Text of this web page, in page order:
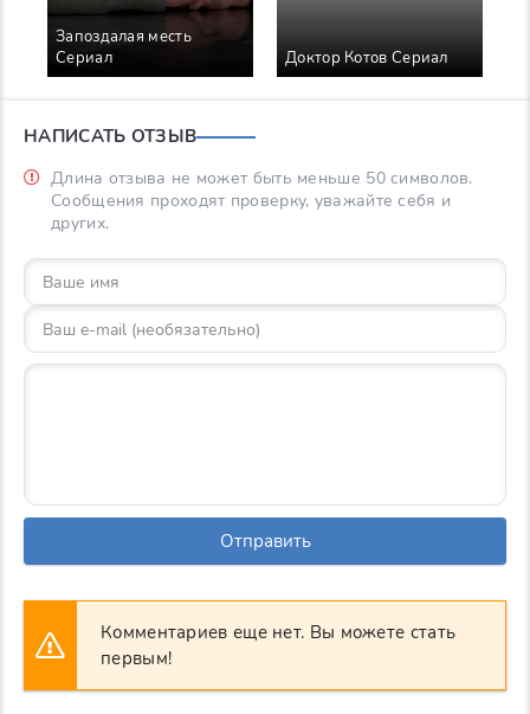
Запоздалая месть
Сериал
Доктор Котов Сериал
НАПИСАТЬ ОТЗЫВ
Длина отзыва не может быть меньше 50 символов.
Сообщения проходят проверку, уважайте себя и
других.
Отправить
Комментариев еще нет. Вы можете стать
первым!